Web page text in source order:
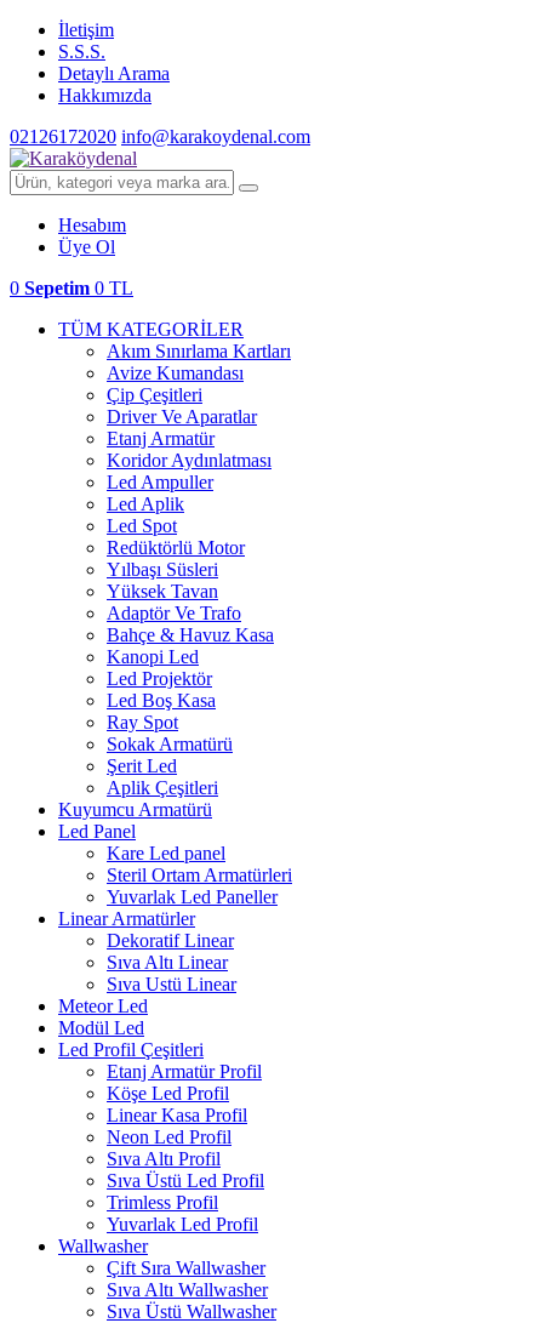
İletişim
S.S.S.
Detaylı Arama
Hakkımızda
02126172020 info@karakoydenal.com
Hesabım
Üye Ol
0 Sepetim 0 TL
TÜM KATEGORİLER
Akım Sınırlama Kartları
Avize Kumandası
Çip Çeşitleri
Driver Ve Aparatlar
Etanj Armatür
Koridor Aydınlatması
Led Ampuller
Led Aplik
Led Spot
Redüktörlü Motor
Yılbaşı Süsleri
Yüksek Tavan
Adaptör Ve Trafo
Bahçe & Havuz Kasa
Kanopi Led
Led Projektör
Led Boş Kasa
Ray Spot
Sokak Armatürü
Şerit Led
Aplik Çeşitleri
Kuyumcu Armatürü
Led Panel
Kare Led panel
Steril Ortam Armatürleri
Yuvarlak Led Paneller
Linear Armatürler
Dekoratif Linear
Sıva Altı Linear
Sıva Ustü Linear
Meteor Led
Modül Led
Led Profil Çeşitleri
Etanj Armatür Profil
Köşe Led Profil
Linear Kasa Profil
Neon Led Profil
Sıva Altı Profil
Sıva Üstü Led Profil
Trimless Profil
Yuvarlak Led Profil
Wallwasher
Çift Sıra Wallwasher
Sıva Altı Wallwasher
Sıva Üstü Wallwasher